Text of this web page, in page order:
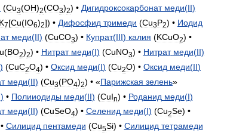
(Cu3(OH)2(CO3)2) • Дигидроксокарбонат меди(II)
K7[Cu(IO6)2]) • Дифосфид тримеди (Cu3P2) • Иодид
меди(II) (CuCO3) • Купрат(III) калия (KCuO2) •
(BO2)2) • Нитрат меди(I) (CuNO3) • Нитрат меди(II)
) (CuC2O4) • Оксид меди(I) (Cu2O) • Оксид меди(II)
меди(II) (Cu3(PO4)2) • «Парижская зелень»
) • Полииодиды меди(II) (CuIn) • Роданид меди(I)
меди(II) (CuSeO4) • Селенид меди(I) (Cu2Se) •
Силицид пентамеди (Cu5Si) • Силицид тетрамеди